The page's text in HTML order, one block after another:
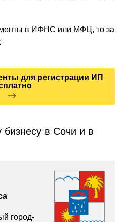
в ИФНС или МФЦ, то за
для регистрации ИП
в Сочи и в
город-